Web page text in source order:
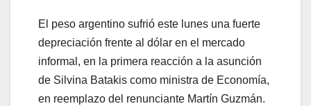
El peso argentino sufrió este lunes una fuerte
depreciación frente al dólar en el mercado
informal, en la primera reacción a la asunción
de Silvina Batakis como ministra de Economía,
en reemplazo del renunciante Martín Guzmán.